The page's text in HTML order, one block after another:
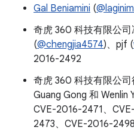
Gal Beniamini (
奇虎 360 科技有限公
(@chengjia4574)、pjf (
2016-2492
奇虎 360 科技有限公司
Guang Gong 和 Wenlin
CVE-2016-2471、
2473、CVE-2016-2498